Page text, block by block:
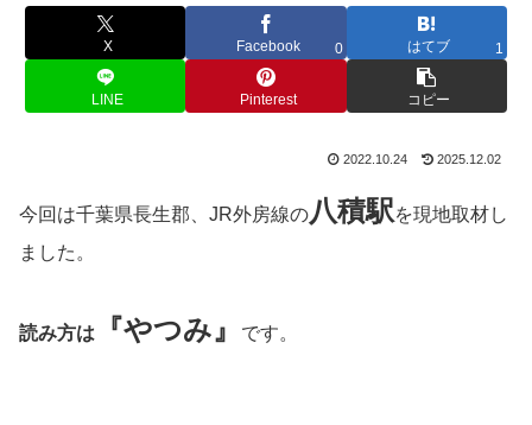
X Facebook 0 はてブ 1
LINE Pinterest コピー
2022.10.24 2025.12.02
今回は千葉県長生郡、JR外房線の八積駅を現地取材し
ました。
読み方は 『やつみ』 です。